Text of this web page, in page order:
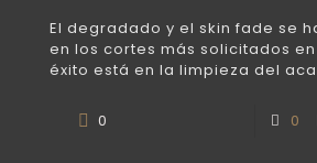
El degradado y el skin fade se
en los cortes más solicitados en
éxito está en la limpieza del
0 0